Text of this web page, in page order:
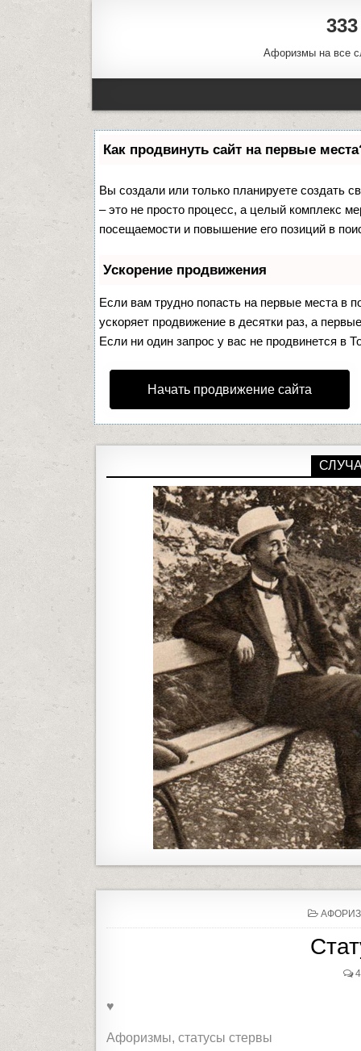
Афоризмы на все
Как продвинуть сайт на первые
Вы создали или только планируете создать
– это не просто процесс, а целый комплекс
посещаемости и повышение его позиций в
Ускорение продвижения
Если вам трудно попасть на первые места в
ускоряет продвижение в десятки раз, а
Если ни один запрос у вас не продвинется в
Начать продвижение сайта
P
O
S
T
♥
Афоризмы, статусы стервы